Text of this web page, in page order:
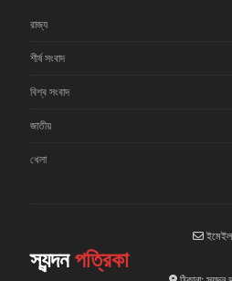
রাজ্য
শীর্ষ সংবাদ
বিশ্ব সংবাদ
জাতীয়
খেলা
স্যন্দনপত্রিকা